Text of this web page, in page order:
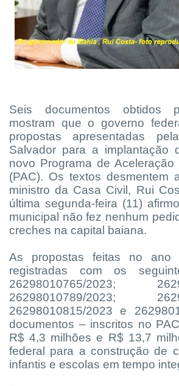
Seis documentos obtidos
mostram que o governo
propostas apresentadas
Salvador para a implantação
novo Programa de Aceleração
(PAC). Os textos desmentem
ministro da Casa Civil, Rui
última segunda-feira (11)
municipal não fez nenhum
creches na capital baiana.
As propostas feitas no ano
registradas com os
26298010765/2023;
26298010789/2023;
26298010815/2023 e
documentos – inscritos no
R$ 4,3 milhões e R$ 13,7
federal para a construção de
infantis e escolas em tempo